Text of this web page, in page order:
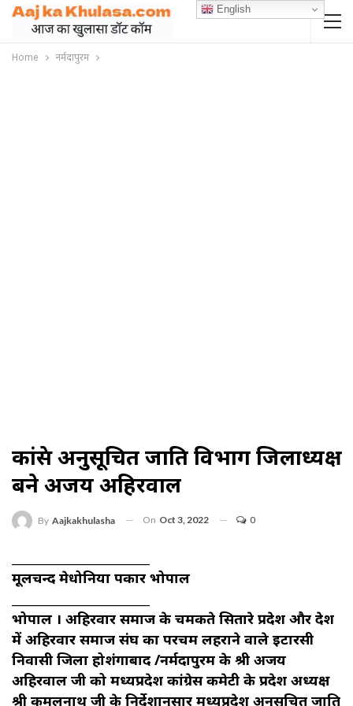
Home नर्मदापुरम
कांग्रेस अनुसूचित जाति विभाग जिलाध्यक्ष
बने अजय अहिरवाल
By Aajkakhulasha On Oct 3, 2022 0
मूलचन्द मेधोनिया पत्रकार भोपाल
भोपाल । अहिरवार समाज के चमकते सितारे प्रदेश और देश
में अहिरवार समाज संघ का परचम लहराने वाले इटारसी
निवासी जिला होशंगाबाद /नर्मदापुरम के श्री अजय
अहिरवाल जी को मध्यप्रदेश कांग्रेस कमेटी के प्रदेश अध्यक्ष
श्री कमलनाथ जी के निर्देशानुसार मध्यप्रदेश अनुसूचित जाति
English